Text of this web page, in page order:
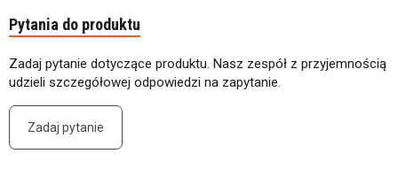
Pytania do produktu
Zadaj pytanie dotyczące produktu. Nasz zespół z przyjemnością
udzieli szczegółowej odpowiedzi na zapytanie.
Zadaj pytanie